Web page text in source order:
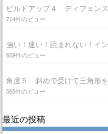
ビルドアップ４ ディフェン
714件のビュー
強い！速い！読まれない！イ
608件のビュー
角度５ 斜めで受けて三角形
565件のビュー
最近の投稿